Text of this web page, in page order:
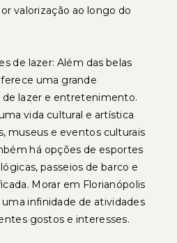
valorização ao longo do
de lazer: Além das belas
uma grande
de lazer e entretenimento.
vida cultural e artística
museus e eventos culturais
há opções de esportes
passeios de barco e
Morar em Florianópolis
infinidade de atividades
gostos e interesses.